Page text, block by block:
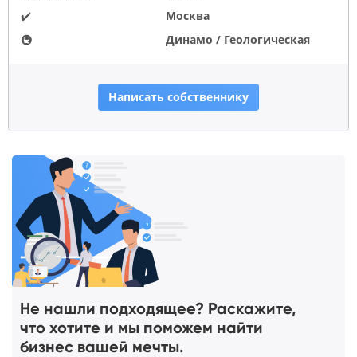
✔️
Москва
🚇
Динамо / Геологическая
Написать собственнику
Не нашли подходящее? Раскажите,
что хотите и мы поможем найти
бизнес вашей мечты.